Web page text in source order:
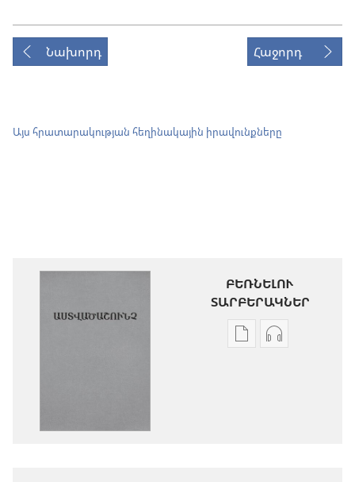
Նախորդ Հաջորդ
Այս հրատարակության հեղինակային իրավունքները
ԲԵՌՆԵԼՈՒ
ՏԱՐԲԵՐԱԿՆԵՐ
Թվային